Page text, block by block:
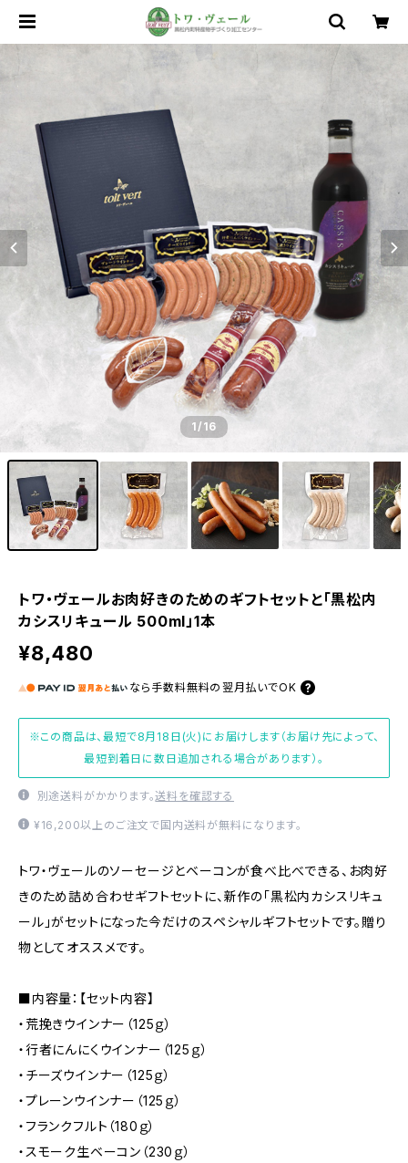
1/16
トワ・ヴェールお肉好きのためのギフトセットと「黒松内
カシスリキュール 500ml」1本
¥8,480
なら 手数料無料の 翌月払いでOK
※この商品は、最短で8月18日(火)にお届けします（お届け先によって、
最短到着日に数日追加される場合があります）。
別途送料がかかります。送料を確認する
¥16,200以上のご注文で国内送料が無料になります。
トワ・ヴェールのソーセージとベーコンが食べ比べできる、お肉好
きのため詰め合わせギフトセットに、新作の「黒松内カシスリキュ
ール」がセットになった今だけのスペシャルギフトセットです。贈り
物としてオススメです。
■内容量：【セット内容】
・荒挽きウインナー（125ｇ）
・行者にんにくウインナー（125ｇ）
・チーズウインナー（125ｇ）
・プレーンウインナー（125ｇ）
・フランクフルト（180ｇ）
・スモーク生ベーコン（230ｇ）